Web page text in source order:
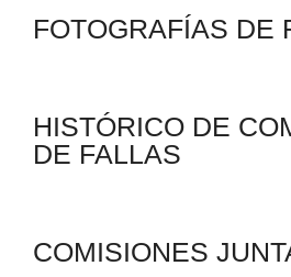
FOTOGRAFÍAS DE
HISTÓRICO DE
DE FALLAS
COMISIONES